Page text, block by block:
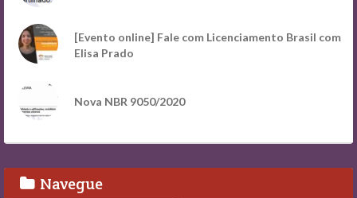
[Evento online] Fale com Licenciamento Brasil com
Elisa Prado
Nova NBR 9050/2020
Navegue